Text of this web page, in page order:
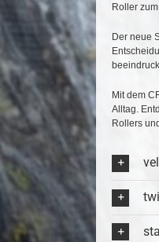
Roller
Der neue
Mit dem
Alltag.
Rollers